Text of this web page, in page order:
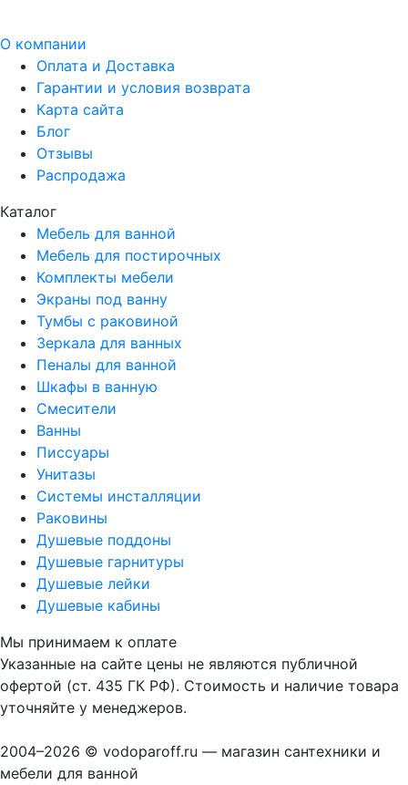
О компании
Оплата и Доставка
Гарантии и условия возврата
Карта сайта
Блог
Отзывы
Распродажа
Каталог
Мебель для ванной
Мебель для постирочных
Комплекты мебели
Экраны под ванну
Тумбы с раковиной
Зеркала для ванных
Пеналы для ванной
Шкафы в ванную
Смесители
Ванны
Писсуары
Унитазы
Системы инсталляции
Раковины
Душевые поддоны
Душевые гарнитуры
Душевые лейки
Душевые кабины
Мы принимаем к оплате
Указанные на сайте цены не являются публичной
офертой (ст. 435 ГК РФ). Стоимость и наличие товара
уточняйте у менеджеров.
2004–2026 © vodoparoff.ru — магазин сантехники и
мебели для ванной